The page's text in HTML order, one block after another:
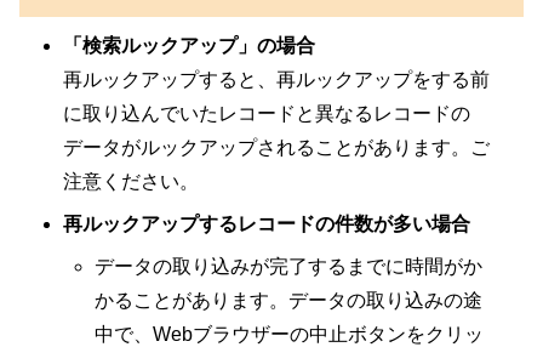
「検索ルックアップ」の場合
再ルックアップすると、再ルックアップをする前
に取り込んでいたレコードと異なるレコードの
データがルックアップされることがあります。ご
注意ください。
再ルックアップするレコードの件数が多い場合
データの取り込みが完了するまでに時間がか
かることがあります。データの取り込みの途
中で、Webブラウザーの中止ボタンをクリッ